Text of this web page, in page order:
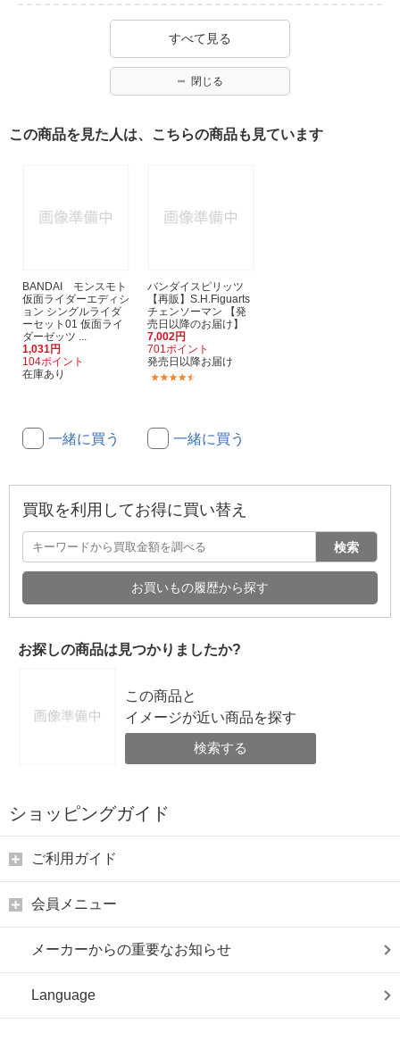
すべて見る
閉じる
この商品を見た人は、こちらの商品も見ています
BANDAI モンスモト
仮面ライダーエディシ
ョン シングルライダ
ーセット01 仮面ライ
ダーゼッツ ...
1,031円
104ポイント
在庫あり
一緒に買う
バンダイスピリッツ
【再販】S.H.Figuarts
チェンソーマン 【発
売日以降のお届け】
7,002円
701ポイント
発売日以降お届け
一緒に買う
買取を利用してお得に買い替え
検索
お買いもの履歴から探す
お探しの商品は見つかりましたか?
この商品と
イメージが近い商品を探す
検索する
ショッピングガイド
ご利用ガイド
会員メニュー
メーカーからの重要なお知らせ
Language